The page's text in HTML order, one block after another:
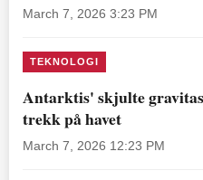
March 7, 2026 3:23 PM
TEKNOLOGI
Antarktis' skjulte
trekk på havet
March 7, 2026 12:23 PM